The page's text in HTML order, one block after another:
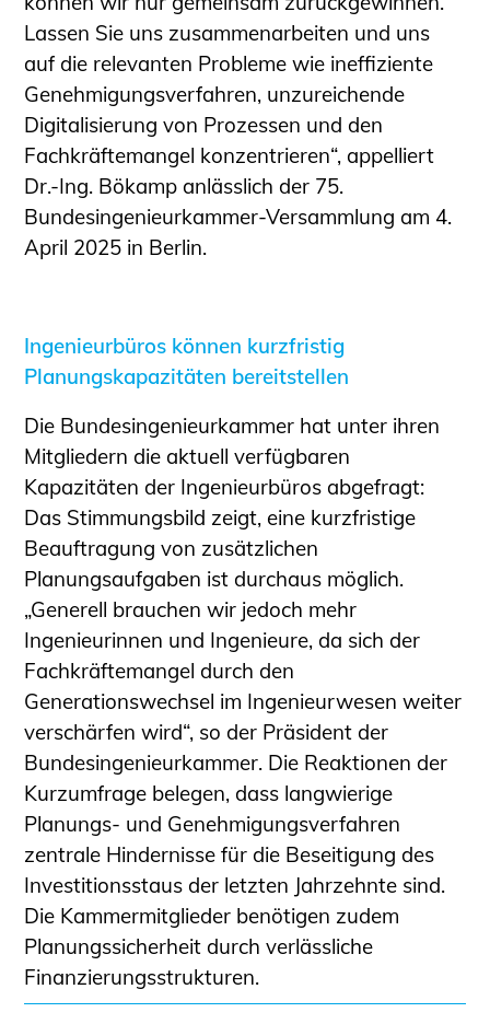
Lassen Sie uns zusammenarbeiten und uns
auf die relevanten Probleme wie ineffiziente
Genehmigungsverfahren, unzureichende
Digitalisierung von Prozessen und den
Fachkräftemangel konzentrieren“, appelliert
Dr.-Ing. Bökamp anlässlich der 75.
Bundesingenieurkammer-Versammlung am 4.
April 2025 in Berlin.
Ingenieurbüros können kurzfristig
Planungskapazitäten bereitstellen
Die Bundesingenieurkammer hat unter ihren
Mitgliedern die aktuell verfügbaren
Kapazitäten der Ingenieurbüros abgefragt:
Das Stimmungsbild zeigt, eine kurzfristige
Beauftragung von zusätzlichen
Planungsaufgaben ist durchaus möglich.
„Generell brauchen wir jedoch mehr
Ingenieurinnen und Ingenieure, da sich der
Fachkräftemangel durch den
Generationswechsel im Ingenieurwesen weiter
verschärfen wird“, so der Präsident der
Bundesingenieurkammer. Die Reaktionen der
Kurzumfrage belegen, dass langwierige
Planungs- und Genehmigungsverfahren
zentrale Hindernisse für die Beseitigung des
Investitionsstaus der letzten Jahrzehnte sind.
Die Kammermitglieder benötigen zudem
Planungssicherheit durch verlässliche
Finanzierungsstrukturen.